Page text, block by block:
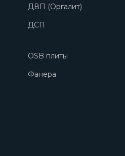
ДВП (Оргалит)
ДСП
OSB плиты
Фанера